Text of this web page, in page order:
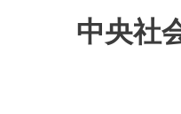
中央社